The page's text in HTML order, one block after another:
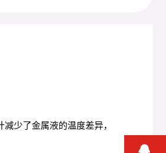
少了金属液的温度差异，